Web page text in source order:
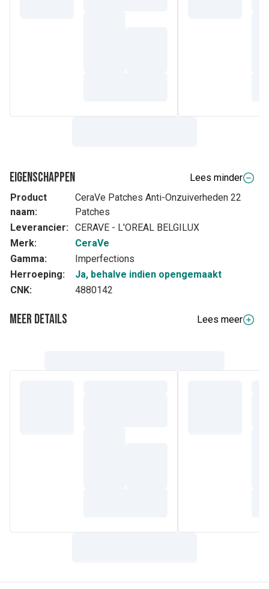
Eigenschappen
Lees minder
Product
naam:
CeraVe Patches Anti-Onzuiverheden 22
Patches
Leverancier: CERAVE - L'OREAL BELGILUX
Merk:
CeraVe
Gamma:
Imperfections
Herroeping:
Ja, behalve indien opengemaakt
CNK:
4880142
Meer details
Lees meer
STYREEN/BUTADIENE COPOLYMEER • PARAFFINUM